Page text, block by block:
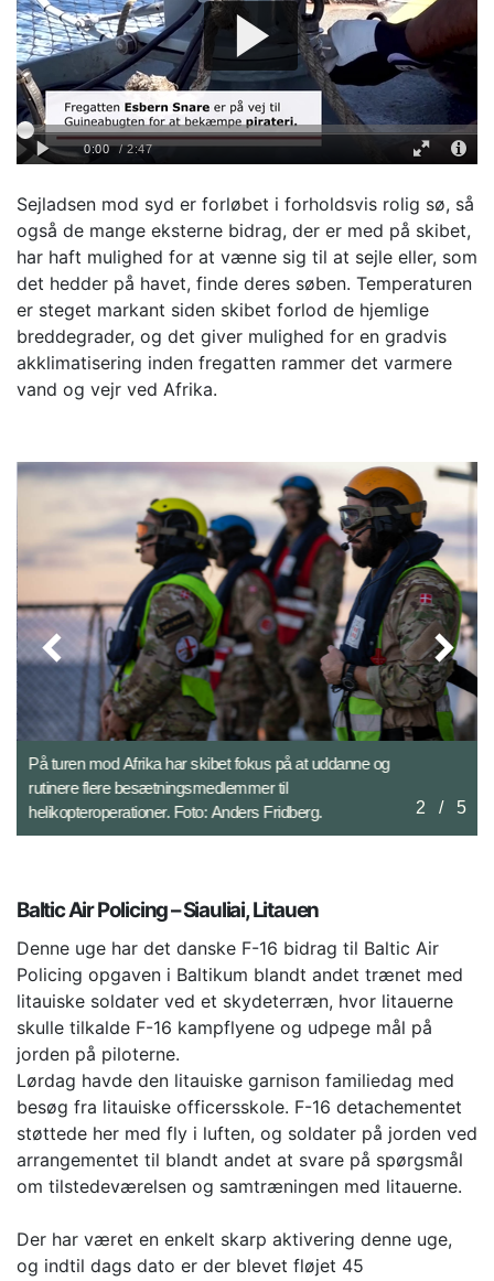
Sejladsen mod syd er forløbet i forholdsvis rolig sø, så
også de mange eksterne bidrag, der er med på skibet,
har haft mulighed for at vænne sig til at sejle eller, som
det hedder på havet, finde deres søben. Temperaturen
er steget markant siden skibet forlod de hjemlige
breddegrader, og det giver mulighed for en gradvis
akklimatisering inden fregatten rammer det varmere
vand og vejr ved Afrika.
2 / 5
På turen mod Afrika har skibet fokus på at uddanne og
rutinere flere besætningsmedlemmer til
helikopteroperationer. Foto: Anders Fridberg.
Baltic Air Policing – Siauliai, Litauen
Denne uge har det danske F-16 bidrag til Baltic Air
Policing opgaven i Baltikum blandt andet trænet med
litauiske soldater ved et skydeterræn, hvor litauerne
skulle tilkalde F-16 kampflyene og udpege mål på
jorden på piloterne.
Lørdag havde den litauiske garnison familiedag med
besøg fra litauiske officersskole. F-16 detachementet
støttede her med fly i luften, og soldater på jorden ved
arrangementet til blandt andet at svare på spørgsmål
om tilstedeværelsen og samtræningen med litauerne.
Der har været en enkelt skarp aktivering denne uge,
og indtil dags dato er der blevet fløjet 45